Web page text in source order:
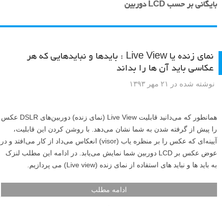
بایگانی بر حسب LCD دوربین
نمای زنده یا Live View : بایدها و نباید‌هایی که هر
عکاسی باید آن ها را بداند
نوشته شده در ۲۱ مهر ۱۳۹۳